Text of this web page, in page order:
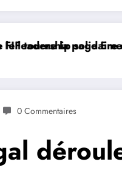
d’Ivoire en
Diplomatie
0 Commentaires